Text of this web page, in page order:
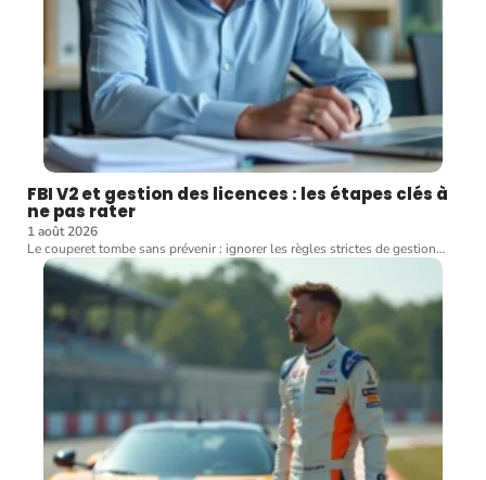
FBI V2 et gestion des licences : les étapes clés à
ne pas rater
1 août 2026
Le couperet tombe sans prévenir : ignorer les règles strictes de gestion…